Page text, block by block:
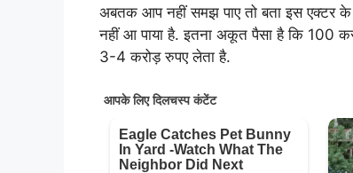
अबतक आप नहीं समझ पाए तो बता इस एक्टर के
नहीं आ पाया है. इतना अकूत पैसा है कि 100
3-4 करोड़ रुपए लेता है.